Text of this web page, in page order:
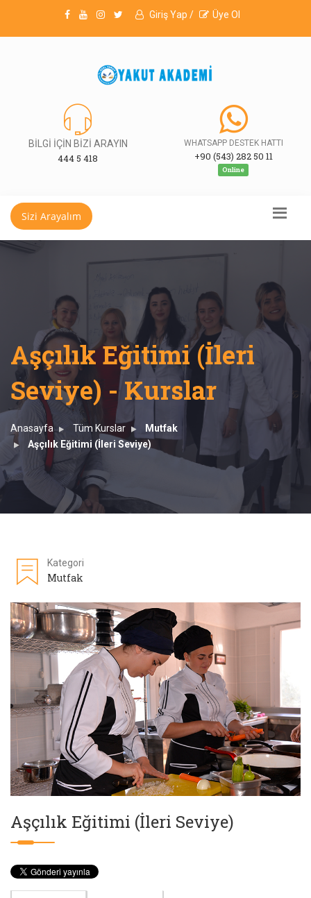
Giriş Yap / Üye Ol
BİLGİ İÇİN BİZİ ARAYIN
444 5 418
WHATSAPP DESTEK HATTI
+90 (543) 282 50 11
Online
Sizi Arayalım
Aşçılık Eğitimi (İleri
Seviye) - Kurslar
Anasayfa Tüm Kurslar
Mutfak
Aşçılık Eğitimi (İleri Seviye)
Kategori
Mutfak
Aşçılık Eğitimi (İleri Seviye)